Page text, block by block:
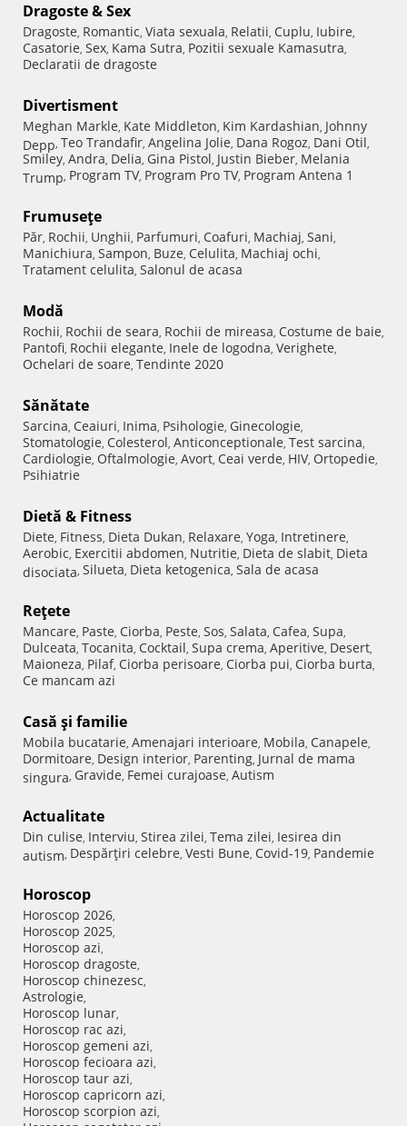
Dragoste & Sex
Dragoste, Romantic, Viata sexuala, Relatii, Cuplu, Iubire,
Casatorie, Sex, Kama Sutra, Pozitii sexuale Kamasutra,
Declaratii de dragoste
Divertisment
Meghan Markle, Kate Middleton, Kim Kardashian, Johnny
Depp, Teo Trandafir, Angelina Jolie, Dana Rogoz, Dani Otil,
Smiley, Andra, Delia, Gina Pistol, Justin Bieber, Melania
Trump, Program TV, Program Pro TV, Program Antena 1
Frumuseţe
Păr, Rochii, Unghii, Parfumuri, Coafuri, Machiaj, Sani,
Manichiura, Sampon, Buze, Celulita, Machiaj ochi,
Tratament celulita, Salonul de acasa
Modă
Rochii, Rochii de seara, Rochii de mireasa, Costume de baie,
Pantofi, Rochii elegante, Inele de logodna, Verighete,
Ochelari de soare, Tendinte 2020
Sănătate
Sarcina, Ceaiuri, Inima, Psihologie, Ginecologie,
Stomatologie, Colesterol, Anticonceptionale, Test sarcina,
Cardiologie, Oftalmologie, Avort, Ceai verde, HIV, Ortopedie,
Psihiatrie
Dietă & Fitness
Diete, Fitness, Dieta Dukan, Relaxare, Yoga, Intretinere,
Aerobic, Exercitii abdomen, Nutritie, Dieta de slabit, Dieta
disociata, Silueta, Dieta ketogenica, Sala de acasa
Reţete
Mancare, Paste, Ciorba, Peste, Sos, Salata, Cafea, Supa,
Dulceata, Tocanita, Cocktail, Supa crema, Aperitive, Desert,
Maioneza, Pilaf, Ciorba perisoare, Ciorba pui, Ciorba burta,
Ce mancam azi
Casă şi familie
Mobila bucatarie, Amenajari interioare, Mobila, Canapele,
Dormitoare, Design interior, Parenting, Jurnal de mama
singura, Gravide, Femei curajoase, Autism
Actualitate
Din culise, Interviu, Stirea zilei, Tema zilei, Iesirea din
autism, Despărţiri celebre, Vesti Bune, Covid-19, Pandemie
Horoscop
Horoscop 2026,
Horoscop 2025,
Horoscop azi,
Horoscop dragoste,
Horoscop chinezesc,
Astrologie,
Horoscop lunar,
Horoscop rac azi,
Horoscop gemeni azi,
Horoscop fecioara azi,
Horoscop taur azi,
Horoscop capricorn azi,
Horoscop scorpion azi,